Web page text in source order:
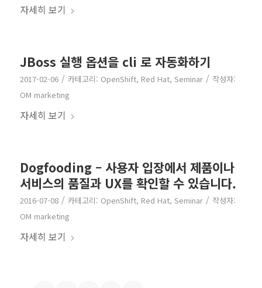
자세히 보기
JBoss 실행 옵션을 cli 로 자동화하기
2017-02-06 / 카테고리: OpenShift, Red Hat, Seminar / 작성자:
OM marketing
자세히 보기
Dogfooding – 사용자 입장에서 제품이나
서비스의 품질과 UX를 확인할 수 있습니다.
2016-07-08 / 카테고리: OpenShift, Red Hat, Seminar / 작성자:
OM marketing
자세히 보기